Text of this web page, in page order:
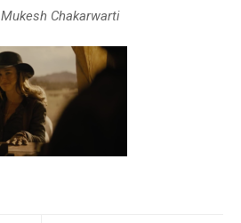
Mukesh Chakarwarti